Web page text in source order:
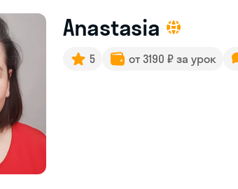
Anastasia
5 от 3190 ₽ за урок